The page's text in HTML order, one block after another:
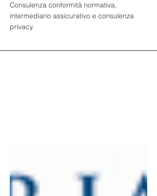
Consulenza conformità normativa,
intermediario assicurativo e consulenza
privacy.